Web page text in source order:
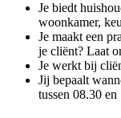
Je biedt
woonkamer,
Je maakt een
je cliënt? Laat
Je werkt bij
Jij bepaalt
tussen 08.30 en